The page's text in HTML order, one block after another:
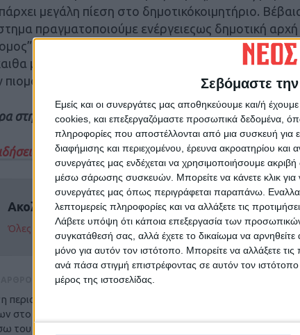
Σεβόμαστε την
Εμείς και οι συνεργάτες μας αποθηκεύουμε και/ή
cookies, και επεξεργαζόμαστε προσωπικά δεδομένα,
πληροφορίες που αποστέλλονται από μια συσκευή για
διαφήμισης και περιεχομένου, έρευνα ακροατηρίου και
συνεργάτες μας ενδέχεται να χρησιμοποιήσουμε
μέσω σάρωσης συσκευών. Μπορείτε να κάνετε κλικ για
συνεργάτες μας όπως περιγράφεται παραπάνω.
λεπτομερείς πληροφορίες και να αλλάξετε τις
Λάβετε υπόψη ότι κάποια επεξεργασία των
συγκατάθεσή σας, αλλά έχετε το δικαίωμα να
μόνο για αυτόν τον ιστότοπο. Μπορείτε να αλλάξετε
ανά πάσα στιγμή επιστρέφοντας σε αυτόν τον
μέρος της ιστοσελίδας.
μεγάλη πίεση στο δημοτικόκοιμητήριο.
πραγματοποιούμε ενέργειεςως δημοτική
αριστερό τμήμα τουκοιμητηρίου. Αυτός
μας δώσει μία μικρή παραχώρηση για 2 – 3
και μεγαλύτερο», σημείωσε ο κ. Σπάνιας.
στην έντυπη έκδοση του «Νέου Αγώνα»
Σήμερα
Ακολούθησε την εφημερίδα ΝΕΟΣ ΑΓΩΝ στο
Όλες οι εξελίξεις στην περιοχή της Καρδίτσας και ευρύτερα
περιοχή παρέμβασης του
στο Σχέδιο Στρατηγικής
του LEADER